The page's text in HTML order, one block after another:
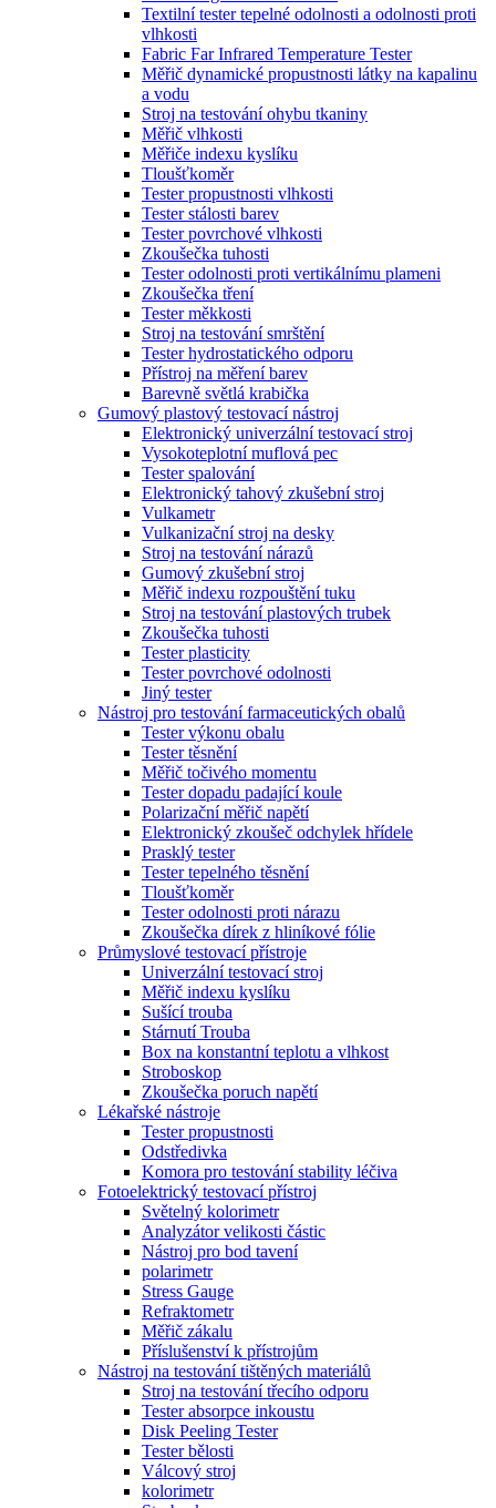
Textilní tester tepelné odolnosti a odolnosti proti
vlhkosti
Fabric Far Infrared Temperature Tester
Měřič dynamické propustnosti látky na kapalinu
a vodu
Stroj na testování ohybu tkaniny
Měřič vlhkosti
Měřiče indexu kyslíku
Tloušťkoměr
Tester propustnosti vlhkosti
Tester stálosti barev
Tester povrchové vlhkosti
Zkoušečka tuhosti
Tester odolnosti proti vertikálnímu plameni
Zkoušečka tření
Tester měkkosti
Stroj na testování smrštění
Tester hydrostatického odporu
Přístroj na měření barev
Barevně světlá krabička
Gumový plastový testovací nástroj
Elektronický univerzální testovací stroj
Vysokoteplotní muflová pec
Tester spalování
Elektronický tahový zkušební stroj
Vulkametr
Vulkanizační stroj na desky
Stroj na testování nárazů
Gumový zkušební stroj
Měřič indexu rozpouštění tuku
Stroj na testování plastových trubek
Zkoušečka tuhosti
Tester plasticity
Tester povrchové odolnosti
Jiný tester
Nástroj pro testování farmaceutických obalů
Tester výkonu obalu
Tester těsnění
Měřič točivého momentu
Tester dopadu padající koule
Polarizační měřič napětí
Elektronický zkoušeč odchylek hřídele
Prasklý tester
Tester tepelného těsnění
Tloušťkoměr
Tester odolnosti proti nárazu
Zkoušečka dírek z hliníkové fólie
Průmyslové testovací přístroje
Univerzální testovací stroj
Měřič indexu kyslíku
Sušící trouba
Stárnutí Trouba
Box na konstantní teplotu a vlhkost
Stroboskop
Zkoušečka poruch napětí
Lékařské nástroje
Tester propustnosti
Odstředivka
Komora pro testování stability léčiva
Fotoelektrický testovací přístroj
Světelný kolorimetr
Analyzátor velikosti částic
Nástroj pro bod tavení
polarimetr
Stress Gauge
Refraktometr
Měřič zákalu
Příslušenství k přístrojům
Nástroj na testování tištěných materiálů
Stroj na testování třecího odporu
Tester absorpce inkoustu
Disk Peeling Tester
Tester bělosti
Válcový stroj
kolorimetr